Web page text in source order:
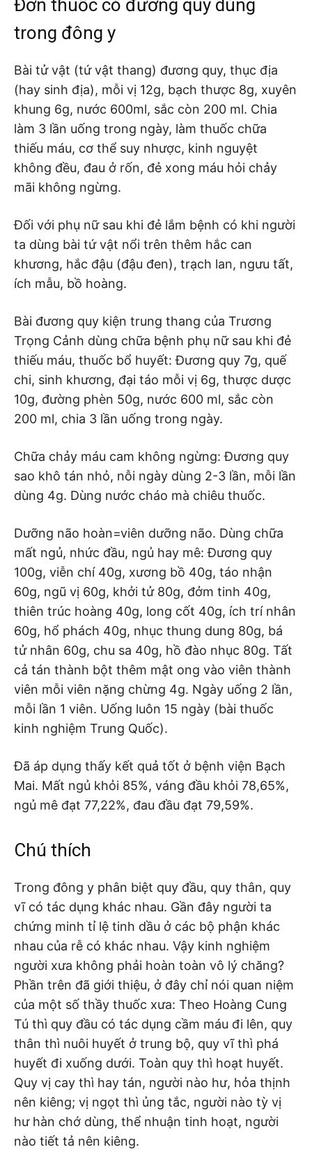
Đơn thuốc có đương quy dùng
trong đông y
Bài tử vật (tứ vật thang) đương quy, thục địa
(hay sinh địa), mỗi vị 12g, bạch thược 8g, xuyên
khung 6g, nước 600ml, sắc còn 200 ml. Chia
làm 3 lần uống trong ngày, làm thuốc chữa
thiếu máu, cơ thể suy nhược, kinh nguyệt
không đều, đau ở rốn, đẻ xong máu hỏi chảy
mãi không ngừng.
Đối với phụ nữ sau khi đẻ lắm bệnh có khi người
ta dùng bài tứ vật nổi trên thêm hắc can
khương, hắc đậu (đậu đen), trạch lan, ngưu tất,
ích mẫu, bồ hoàng.
Bài đương quy kiện trung thang của Trương
Trọng Cảnh dùng chữa bệnh phụ nữ sau khi đẻ
thiếu máu, thuốc bổ huyết: Đương quy 7g, quế
chi, sinh khương, đại táo mỗi vị 6g, thược dược
10g, đường phèn 50g, nước 600 ml, sắc còn
200 ml, chia 3 lần uống trong ngày.
Chữa chảy máu cam không ngừng: Đương quy
sao khô tán nhỏ, nỗi ngày dùng 2-3 lần, mỗi lần
dùng 4g. Dùng nước cháo mà chiêu thuốc.
Dưỡng não hoàn=viên dưỡng não. Dùng chữa
mất ngủ, nhức đầu, ngủ hay mê: Đương quy
100g, viễn chí 40g, xương bồ 40g, táo nhận
60g, ngũ vị 60g, khởi tử 80g, đởm tinh 40g,
thiên trúc hoàng 40g, long cốt 40g, ích trí nhân
60g, hổ phách 40g, nhục thung dung 80g, bá
tử nhân 60g, chu sa 40g, hồ đào nhục 80g. Tất
cả tán thành bột thêm mật ong vào viên thành
viên mỗi viên nặng chừng 4g. Ngày uống 2 lần,
mỗi lần 1 viên. Uống luôn 15 ngày (bài thuốc
kinh nghiệm Trung Quốc).
Đã áp dụng thấy kết quả tốt ở bệnh viện Bạch
Mai. Mất ngủ khỏi 85%, váng đầu khỏi 78,65%,
ngủ mê đạt 77,22%, đau đầu đạt 79,59%.
Chú thích
Trong đông y phân biệt quy đầu, quy thân, quy
vĩ có tác dụng khác nhau. Gần đây người ta
chứng minh tỉ lệ tinh dầu ở các bộ phận khác
nhau của rễ có khác nhau. Vậy kinh nghiệm
người xưa không phải hoàn toàn vô lý chăng?
Phần trên đã giới thiệu, ở đây chỉ nói quan niệm
của một số thầy thuốc xưa: Theo Hoàng Cung
Tú thì quy đầu có tác dụng cầm máu đi lên, quy
thân thì nuôi huyết ở trung bộ, quy vĩ thì phá
huyết đi xuống dưới. Toàn quy thì hoạt huyết.
Quy vị cay thì hay tán, người nào hư, hỏa thịnh
nên kiêng; vị ngọt thì ủng tắc, người nào tỳ vị
hư hàn chớ dùng, thể nhuận tinh hoạt, người
nào tiết tả nên kiêng.